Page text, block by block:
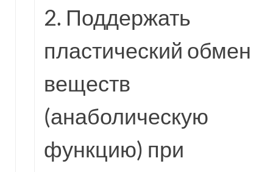
2. Поддержать
пластический обмен
веществ
(анаболическую
функцию) при